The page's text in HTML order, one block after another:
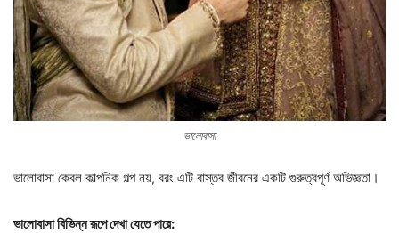
ভালোবাসা
ভালোবাসা কেবল কাল্পনিক গল্প নয়, বরং এটি বাস্তব জীবনের একটি গুরুত্বপূর্ণ অভিজ্ঞতা।
ভালোবাসা বিভিন্ন রূপে দেখা যেতে পারে: